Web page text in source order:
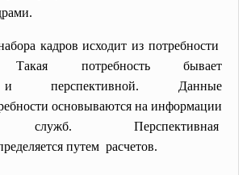
кадров исходит из потребности
потребность бывает
перспективной. Данные
основываются на информации
служб. Перспективная
путем расчетов.